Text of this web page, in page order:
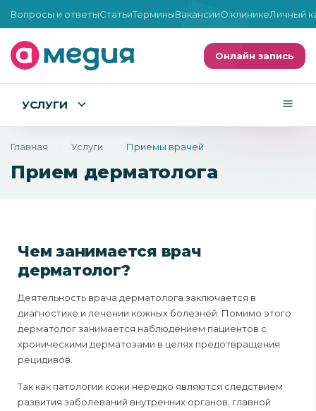
Вопросы и ответыСтатьиТерминыВакансииО клиникеЛичный
Онлайн запись
УСЛУГИ
Главная Услуги Приемы врачей
Прием дерматолога
Чем занимается врач
дерматолог?
Деятельность врача дерматолога заключается в
диагностике и лечении кожных болезней. Помимо этого
дерматолог занимается наблюдением пациентов с
хроническими дерматозами в целях предотвращения
рецидивов.
Так как патологии кожи нередко являются следствием
развития заболеваний внутренних органов, главной